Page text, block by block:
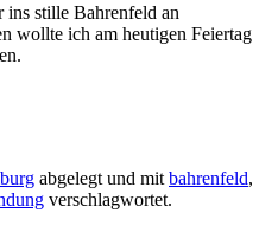
ins stille Bahrenfeld an
wollte ich am heutigen Feiertag
abgelegt und mit bahrenfeld,
verschlagwortet.